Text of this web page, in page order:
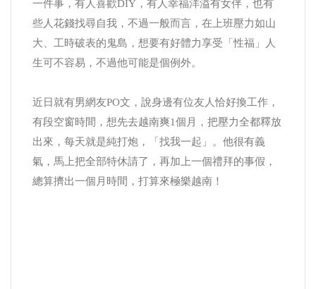
一件事，有人喜歡DIY，有人幸福洋溢有女伴，也有
些人花錢找尋自我，不過一般而言，在上班壓力如山
大、工時破表的鬼島，想要有好體力享受「性福」人
生可不容易，不過他可能是個例外。
近日就有男網友PO文，說身邊有位友人恰好換工作，
有段空窗時間，想先去越南爽1個月，把壓力全都釋放
出來，每天就是純打炮，「找我一起」。他很有義
氣，馬上把全部特休請了，再加上一個禮拜的事假，
總算擠出一個月時間，打算來極樂越南！